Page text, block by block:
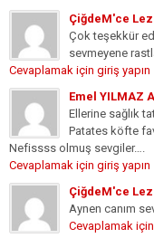
ÇiğdeM'ce
Çok teşekkür
sevmeyene
Cevaplamak için giriş yapın
Emel YILMAZ
Ellerine sağlık
Patates köfte
Nefissss olmuş sevgiler….
Cevaplamak için giriş yapın
ÇiğdeM'ce
Aynen canım
Cevaplamak